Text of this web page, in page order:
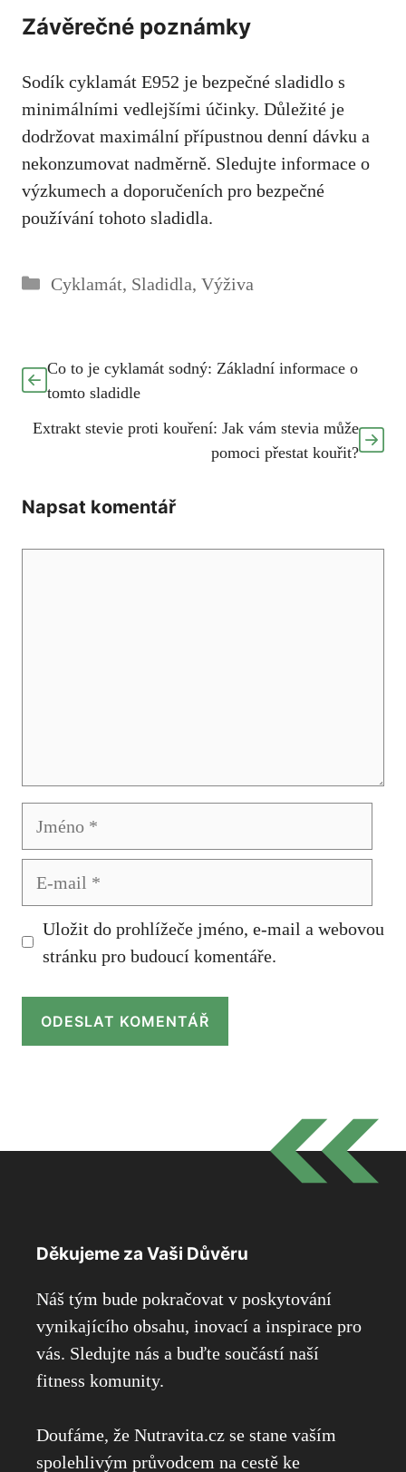
Závěrečné poznámky
Sodík cyklamát E952 je bezpečné sladidlo s
minimálními vedlejšími účinky. Důležité je
dodržovat maximální přípustnou denní dávku a
nekonzumovat nadměrně. Sledujte informace o
výzkumech a doporučeních pro bezpečné
používání tohoto sladidla.
Rubriky
Cyklamát, Sladidla, Výživa
Co to je cyklamát sodný: Základní informace o
tomto sladidle
Extrakt stevie proti kouření: Jak vám stevia může
pomoci přestat kouřit?
Napsat komentář
Jméno
Uložit do prohlížeče jméno, e-mail a webovou
stránku pro budoucí komentáře.
Děkujeme za Vaši Důvěru
Náš tým bude pokračovat v poskytování
vynikajícího obsahu, inovací a inspirace pro
vás. Sledujte nás a buďte součástí naší
fitness komunity.
Doufáme, že Nutravita.cz se stane vaším
spolehlivým průvodcem na cestě ke